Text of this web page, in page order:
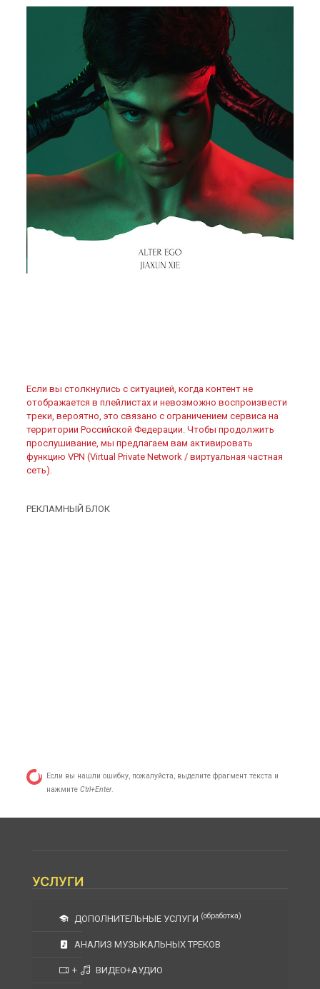
Если вы столкнулись с ситуацией, когда контент не
отображается в плейлистах и невозможно воспроизвести
треки, вероятно, это связано с ограничением сервиса на
территории Российской Федерации. Чтобы продолжить
прослушивание, мы предлагаем вам активировать
функцию VPN (Virtual Private Network / виртуальная частная
сеть).
РЕКЛАМНЫЙ БЛОК
Если вы нашли ошибку, пожалуйста, выделите фрагмент текста и
нажмите Ctrl+Enter.
УСЛУГИ
ДОПОЛНИТЕЛЬНЫЕ УСЛУГИ (обработка)
АНАЛИЗ МУЗЫКАЛЬНЫХ ТРЕКОВ
+ ВИДЕО+АУДИО